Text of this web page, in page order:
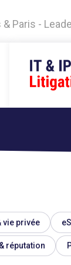
Paris -
vie privée
réputation